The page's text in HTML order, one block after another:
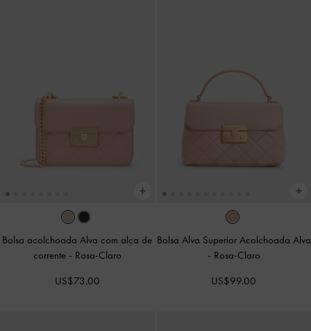
Bolsa acolchoada Alva com alça de
corrente - Rosa-Claro
US$73.00
Bolsa Alva Superior Acolchoada Alva
- Rosa-Claro
US$99.00